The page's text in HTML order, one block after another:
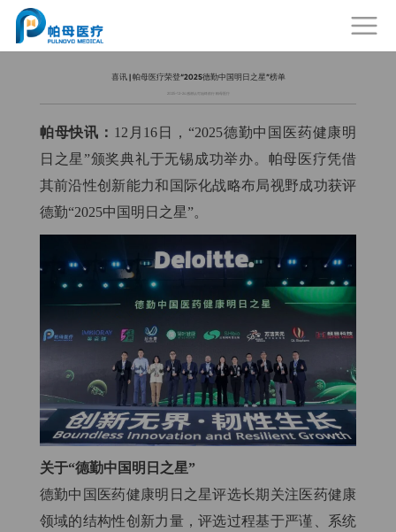
喜讯 | 帕母医疗荣登“2025德勤中国明日之星”榜单
感谢认可始终前行 帕母医疗
帕母快讯： 12月16日，“2025德勤中国医药健康明
日之星”颁奖典礼于无锡成功举办。帕母医疗凭借
其前沿性创新能力和国际化战略布局视野成功获评
德勤“2025中国明日之星”。
关于“德勤中国明日之星”
德勤中国医药健康明日之星评选长期关注医药健康
领域的结构性创新力量，评选过程基于严谨、系统